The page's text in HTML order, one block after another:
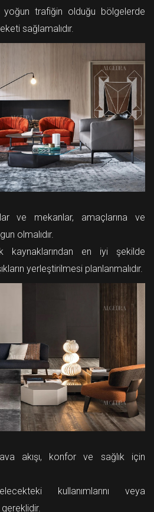
yoğun trafiğin olduğu bölgelerde
sağlamalıdır.
ve mekanlar, amaçlarına ve
olmalıdır.
kaynaklarından en iyi şekilde
yerleştirilmesi planlanmalıdır.
akışı, konfor ve sağlık için
kullanımlarını veya